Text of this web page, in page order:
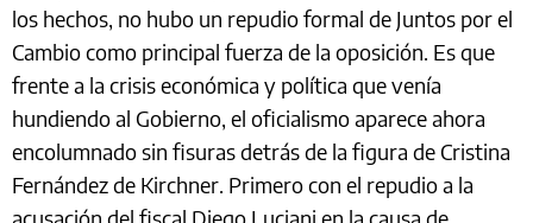
los hechos, no hubo un repudio formal de Juntos por el
Cambio como principal fuerza de la oposición. Es que
frente a la crisis económica y política que venía
hundiendo al Gobierno, el oficialismo aparece ahora
encolumnado sin fisuras detrás de la figura de Cristina
Fernández de Kirchner. Primero con el repudio a la
acusación del fiscal Diego Luciani en la causa de